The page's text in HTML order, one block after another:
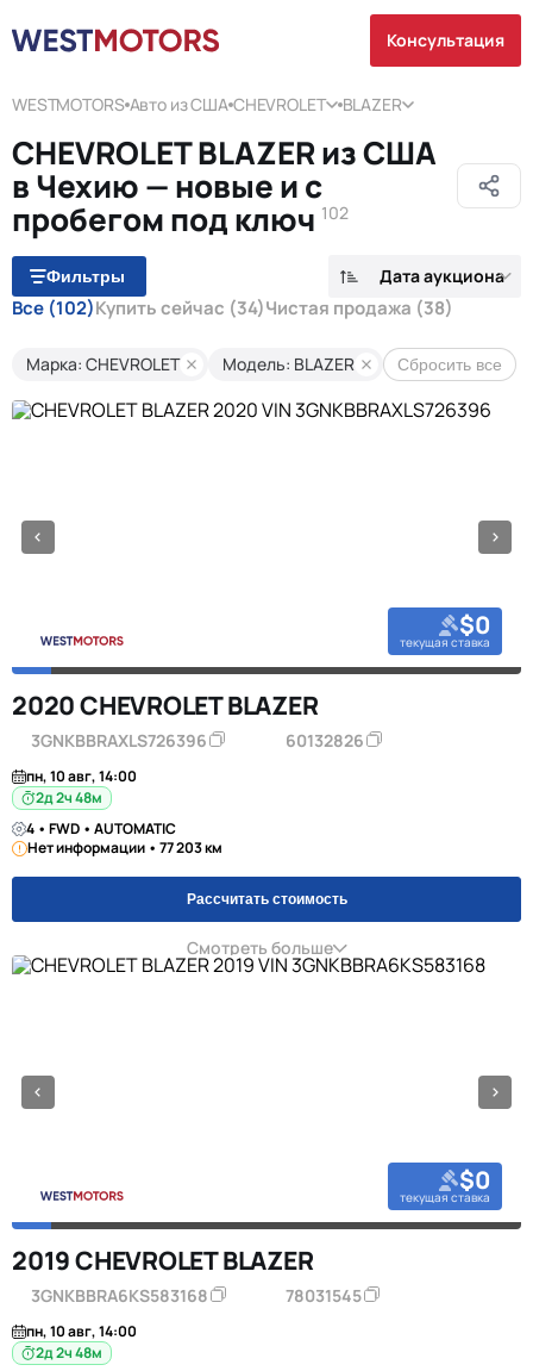
Консультация
WESTMOTORS Авто из США CHEVROLET BLAZER
CHEVROLET BLAZER из США
в Чехию — новые и с
пробегом под ключ 102
Фильтры Дата аукциона
Все (102)Купить сейчас (34)Чистая продажа (38)
Марка: CHEVROLET Модель: BLAZER Сбросить все
$0
текущая ставка
2020 CHEVROLET BLAZER
3GNKBBRAXLS726396 60132826
пн, 10 авг, 14:00
2д 2ч 48м
4 • FWD • AUTOMATIC
Нет информации • 77 203 км
Рассчитать стоимость
Смотреть больше
$0
текущая ставка
2019 CHEVROLET BLAZER
3GNKBBRA6KS583168 78031545
пн, 10 авг, 14:00
2д 2ч 48м